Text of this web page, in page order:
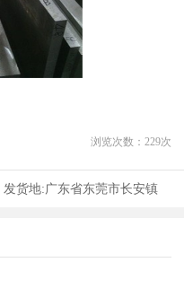
浏览次数： 229次
发货地:广东省东莞市长安镇